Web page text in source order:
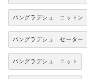
バングラデシュ コットン
バングラデシュ セーター
バングラデシュ ニット